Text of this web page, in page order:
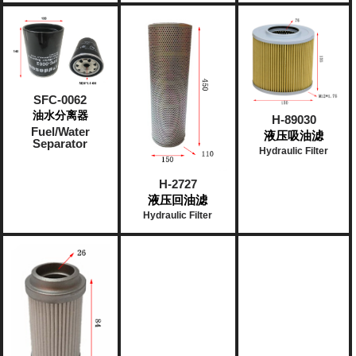
SFC-0062
油水分离器
Fuel/Water
Separator
H-2727
液压回油滤
Hydraulic Filter
H-89030
液压吸油滤
Hydraulic Filter